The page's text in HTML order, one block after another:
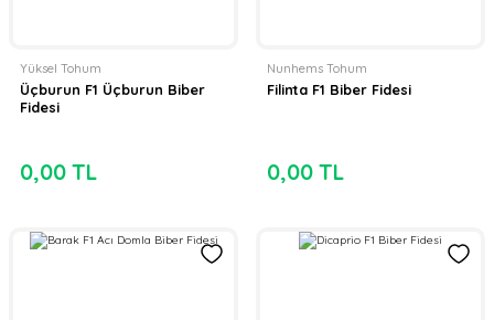
Yüksel Tohum
Üçburun F1 Üçburun Biber
Fidesi
0,00 TL
Nunhems Tohum
Filinta F1 Biber Fidesi
0,00 TL